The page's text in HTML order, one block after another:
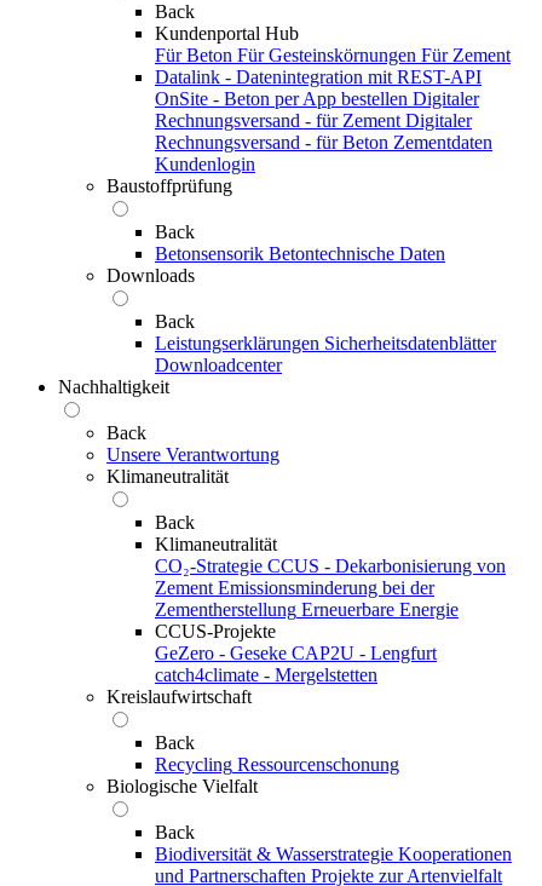
Back
Kundenportal Hub
Für Beton Für Gesteinskörnungen Für Zement
Datalink - Datenintegration mit REST-API
OnSite - Beton per App bestellen Digitaler
Rechnungsversand - für Zement Digitaler
Rechnungsversand - für Beton Zementdaten
Kundenlogin
Baustoffprüfung
Back
Betonsensorik Betontechnische Daten
Downloads
Back
Leistungserklärungen Sicherheitsdatenblätter
Downloadcenter
Nachhaltigkeit
Back
Unsere Verantwortung
Klimaneutralität
Back
Klimaneutralität
CO₂-Strategie CCUS - Dekarbonisierung von
Zement Emissionsminderung bei der
Zementherstellung Erneuerbare Energie
CCUS-Projekte
GeZero - Geseke CAP2U - Lengfurt
catch4climate - Mergelstetten
Kreislaufwirtschaft
Back
Recycling Ressourcenschonung
Biologische Vielfalt
Back
Biodiversität & Wasserstrategie Kooperationen
und Partnerschaften Projekte zur Artenvielfalt